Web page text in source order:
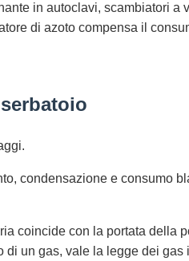
in autoclavi, scambiatori a
di azoto compensa il
condensazione e consumo
coincide con la portata della
un gas, vale la legge dei